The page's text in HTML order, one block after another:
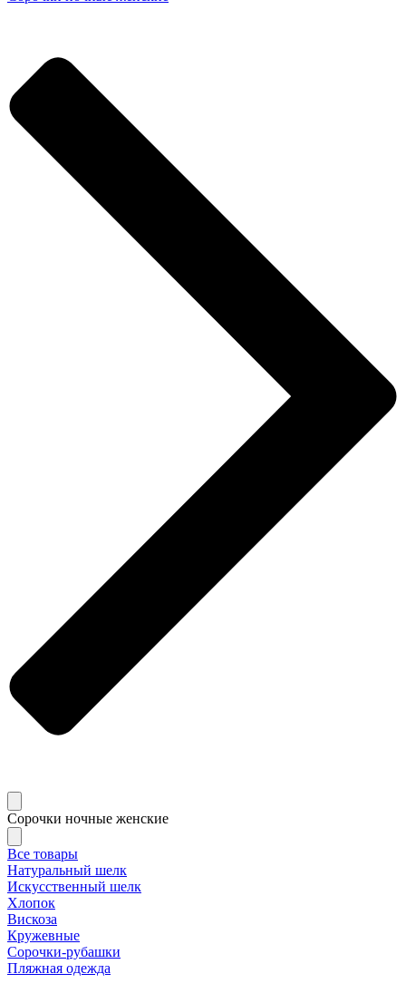
Сорочки ночные женские
Все товары
Натуральный шелк
Искусственный шелк
Хлопок
Вискоза
Кружевные
Сорочки-рубашки
Пляжная одежда